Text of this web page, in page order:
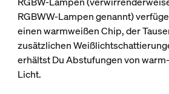
RGBWW-Lampen genannt)
einen warmweißen Chip, der
zusätzlichen
erhältst Du Abstufungen von
Licht.